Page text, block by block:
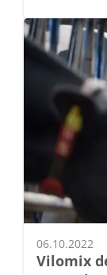
06.10.2022
Vilomix